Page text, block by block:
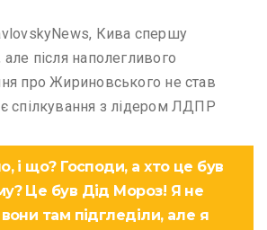
Кива спершу
після наполегливого
про Жириновського не став
спілкування з лідером ЛДПР
і що? Господи, а хто це був
Це був Дід Мороз! Я не
там підгледіли, але я